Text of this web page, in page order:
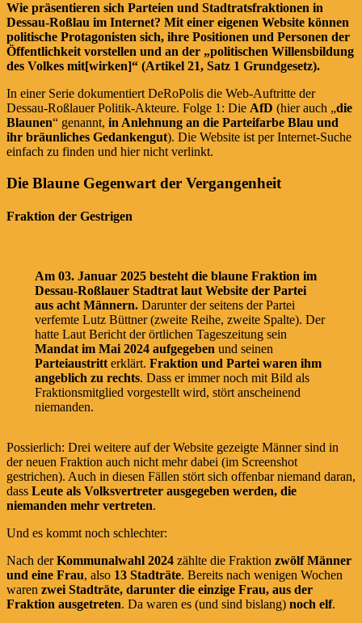
Wie präsentieren sich Parteien und Stadtratsfraktionen in
Dessau-Roßlau im Internet? Mit einer eigenen Website können
politische Protagonisten sich, ihre Positionen und Personen der
Öffentlichkeit vorstellen und an der „politischen Willensbildung
des Volkes mit[wirken]“ (Artikel 21, Satz 1 Grundgesetz).
In einer Serie dokumentiert DeRoPolis die Web-Auftritte der
Dessau-Roßlauer Politik-Akteure. Folge 1: Die AfD (hier auch „die
Blaunen“ genannt, in Anlehnung an die Parteifarbe Blau und
ihr bräunliches Gedankengut). Die Website ist per Internet-Suche
einfach zu finden und hier nicht verlinkt.
Die Blaune Gegenwart der Vergangenheit
Fraktion der Gestrigen
Am 03. Januar 2025 besteht die blaune Fraktion im
Dessau-Roßlauer Stadtrat laut Website der Partei
aus acht Männern.Darunter der seitens der Partei
verfemte Lutz Büttner (zweite Reihe, zweite Spalte). Der
hatte Laut Bericht der örtlichen Tageszeitung sein
Mandat im Mai 2024 aufgegeben und seinen
Parteiaustritterklärt. Fraktion und Partei waren ihm
angeblich zu rechts. Dass er immer noch mit Bild als
Fraktionsmitglied vorgestellt wird, stört anscheinend
niemanden.
Possierlich: Drei weitere auf der Website gezeigte Männer sind in
der neuen Fraktion auch nicht mehr dabei (im Screenshot
gestrichen). Auch in diesen Fällen stört sich offenbar niemand daran,
dass Leute als Volksvertreter ausgegeben werden, die
niemanden mehr vertreten.
Und es kommt noch schlechter:
Nach derKommunalwahl 2024 zählte die Fraktion zwölf Männer
und eine Frau, also 13 Stadträte. Bereits nach wenigen Wochen
waren zwei Stadträte, darunter die einzige Frau, aus der
Fraktion ausgetreten. Da waren es (und sind bislang) noch elf.